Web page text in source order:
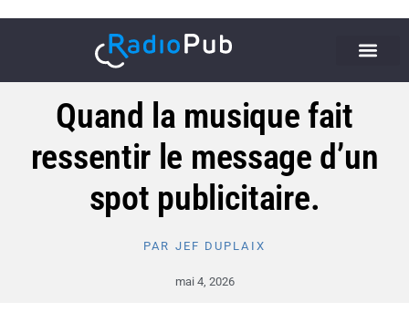
Quand la musique fait
ressentir le message d’un
spot publicitaire.
PAR JEF DUPLAIX
mai 4, 2026